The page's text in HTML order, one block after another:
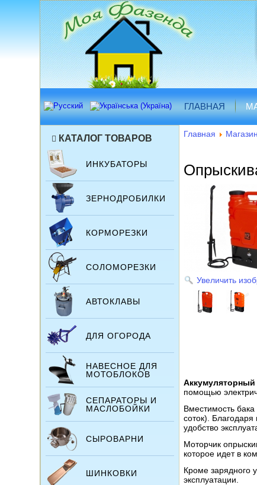
ГЛАВНАЯ
КАТАЛОГ ТОВАРОВ
ИНКУБАТОРЫ
ЗЕРНОДРОБИЛКИ
КОРМОРЕЗКИ
СОЛОМОРЕЗКИ
АВТОКЛАВЫ
ДЛЯ ОГОРОДА
НАВЕСНОЕ ДЛЯ
МОТОБЛОКОВ
СЕПАРАТОРЫ И
МАСЛОБОЙКИ
СЫРОВАРНИ
ШИНКОВКИ
Главная Магазин
Увеличить
помощью
Вместимость
соток).
удобство
Моторчик
которое идет в
Кроме зарядного
эксплуатации.